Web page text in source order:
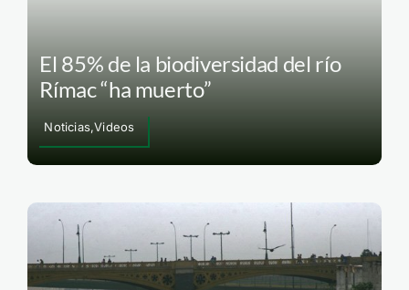
El 85% de la biodiversidad del río
Rímac “ha muerto”
Noticias,Videos